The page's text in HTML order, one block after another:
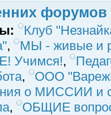
форумов
Клуб
,
МЫ - живые и
Учимся!,
,
ООО
о МИССИИ и
,
ОБЩИЕ